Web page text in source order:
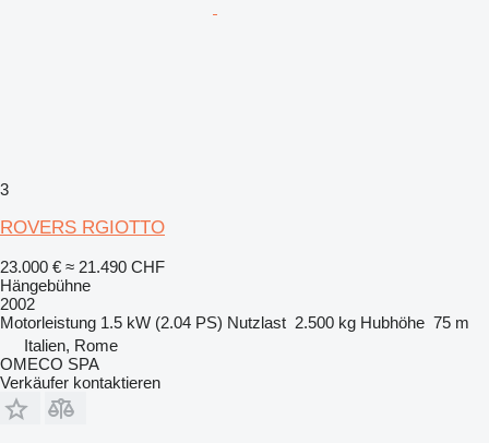
3
ROVERS RGIOTTO
23.000 € ≈ 21.490 CHF
Hängebühne
2002
Motorleistung 1.5 kW (2.04 PS) Nutzlast 2.500 kg Hubhöhe 75 m
Italien, Rome
OMECO SPA
Verkäufer kontaktieren